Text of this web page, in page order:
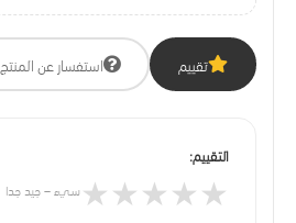
تقييم استفسار عن المنتج
التقييم:
★★★★★ سيء – جيد جدا